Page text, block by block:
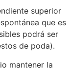
superior
que es
podrá ser
de poda).
mantener la